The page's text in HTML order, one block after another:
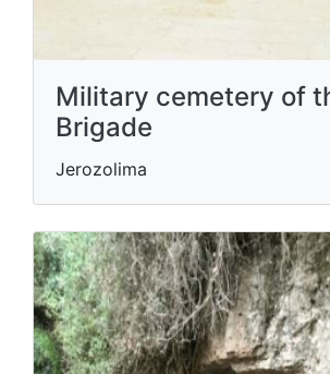
Military cemetery of
Brigade
Jerozolima